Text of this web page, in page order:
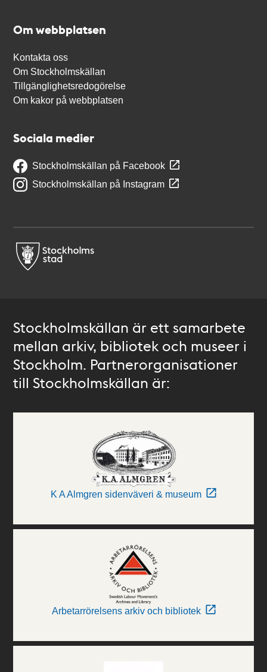
Om webbplatsen
Kontakta oss
Om Stockholmskällan
Tillgänglighetsredogörelse
Om kakor på webbplatsen
Sociala medier
Stockholmskällan på Facebook
Stockholmskällan på Instagram
Stockholmskällan är ett samarbete
mellan arkiv, bibliotek och museer i
Stockholm. Partnerorganisationer
till Stockholmskällan är:
K A Almgren sidenväveri & museum
Arbetarrörelsens arkiv och bibliotek